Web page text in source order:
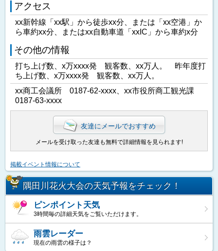
アクセス
xx新幹線「xx駅」から徒歩xx分、または「xx空港」か
ら車約xx分、またはxx自動車道「xxIC」から車約x分
その他の情報
打ち上げ数、x万xxxx発 観客数、xx万人。 昨年度打
ち上げ数、x万xxxx発 観客数、xx万人。
xx商工会議所 0187-62-xxxx、xx市役所商工観光課
0187-63-xxxx
友達にメールでおすすめ
メールを受け取った友達も無料で詳細情報を見られます!
掲載イベント情報について
隅田川花火大会の天気予報をチェック！
ピンポイント天気
3時間毎の詳細天気をご覧いただけます。
雨雲レーダー
現在の雨雲の様子は？